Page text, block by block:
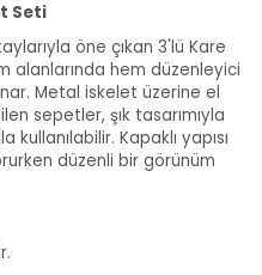
Seti
öne çıkan 3'lü Kare
alanlarında hem düzenleyici
Metal iskelet üzerine el
sepetler, şık tasarımıyla
kullanılabilir. Kapaklı yapısı
düzenli bir görünüm